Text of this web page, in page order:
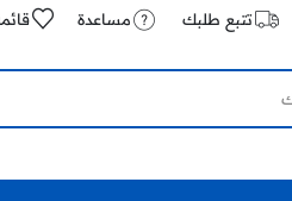
تتبع طلبك مساعدة